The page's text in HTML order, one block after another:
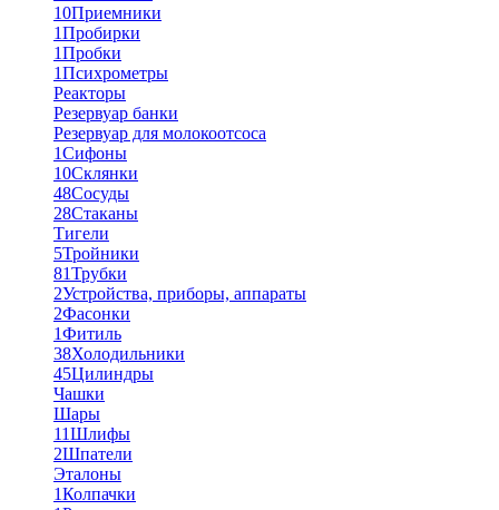
10Приемники
1Пробирки
1Пробки
1Психрометры
Реакторы
Резервуар банки
Резервуар для молокоотсоса
1Сифоны
10Склянки
48Сосуды
28Стаканы
Тигели
5Тройники
81Трубки
2Устройства, приборы, аппараты
2Фасонки
1Фитиль
38Холодильники
45Цилиндры
Чашки
Шары
11Шлифы
2Шпатели
Эталоны
1Колпачки